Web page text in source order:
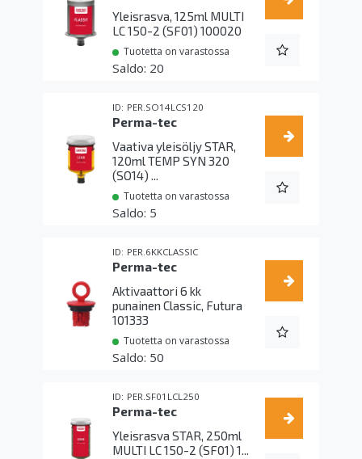
Yleisrasva, 125ml MULTI
LC 150-2 (SF01) 100020
Tuotetta on varastossa
20
PER.SO14LCS120
Perma-tec
Vaativa yleisöljy STAR,
120ml TEMP SYN 320
(SO14) ...
Tuotetta on varastossa
5
PER.6KKCLASSIC
Perma-tec
Aktivaattori 6 kk
punainen Classic, Futura
101333
Tuotetta on varastossa
50
PER.SF01LCL250
Perma-tec
Yleisrasva STAR, 250ml
MULTI LC 150-2 (SF01) 1...